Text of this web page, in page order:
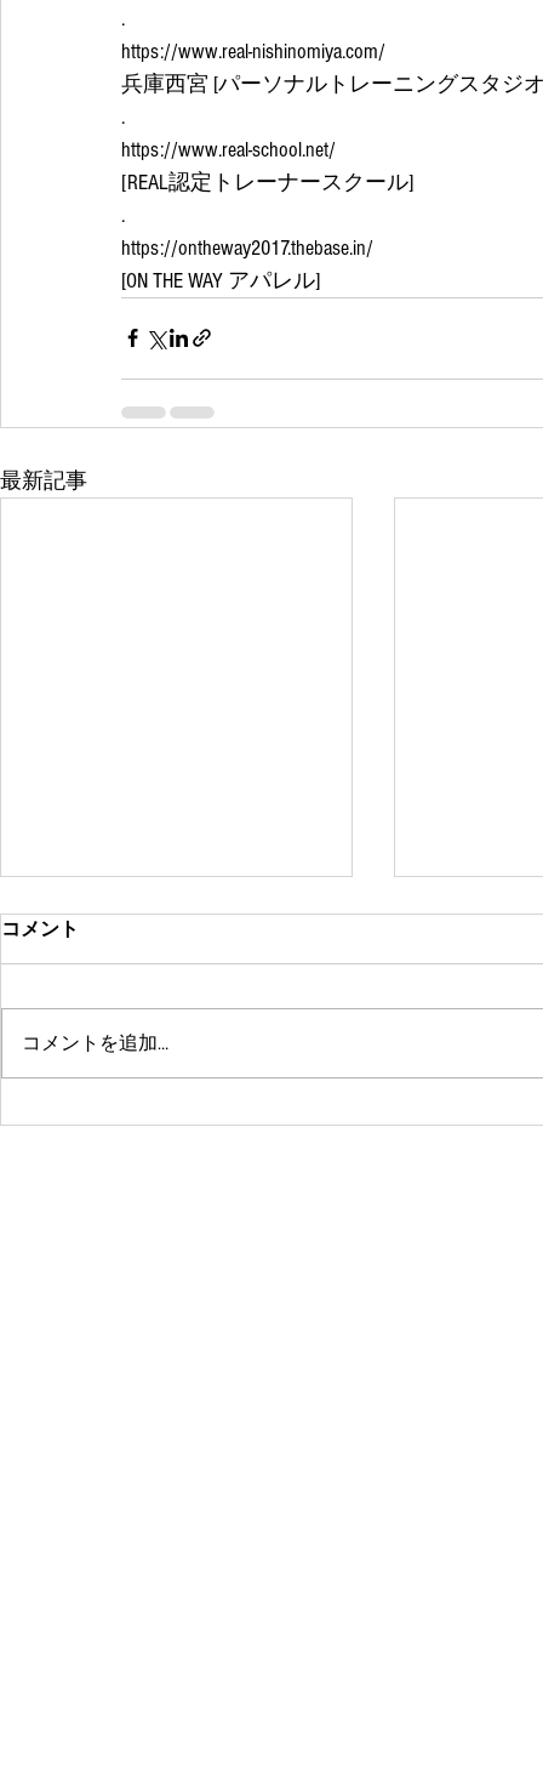
.
https://www.real-nishinomiya.com/
兵庫西宮 [パーソナルトレーニングスタジオ
.
https://www.real-school.net/
[REAL認定トレーナースクール]
.
https://ontheway2017.thebase.in/
[ON THE WAY アパレル]
最新記事
コメント
コメントを追加…